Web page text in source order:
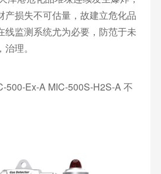
产损失不可估量，故建立危化品
线监测系统尤为必要，防范于未
理。
Ex-A MIC-500S-H2S-A 不